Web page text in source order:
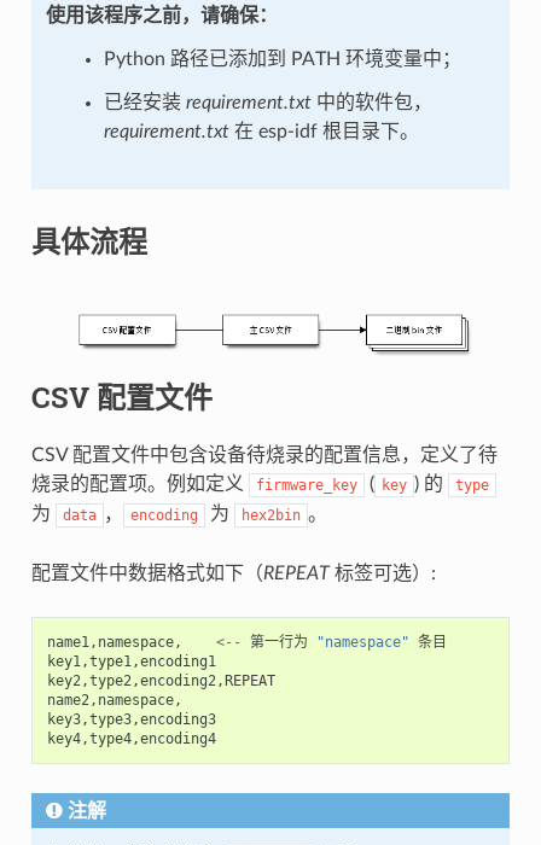
使用该程序之前，请确保：
Python 路径已添加到 PATH 环境变量中；
已经安装 requirement.txt中的软件包，
requirement.txt在 esp-idf 根目录下。
具体流程
CSV 配置文件
CSV 配置文件中包含设备待烧录的配置信息，定义了待
烧录的配置项。例如定义
firmware_key ( key ) 的 type
为 data ， encoding 为 hex2bin 。
配置文件中数据格式如下（REPEAT标签可选）:
name1, namespace, <-- 第一行为 "namespace" 条目
key1,type1,encoding1
key2,type2,encoding2, REPEAT
name2, namespace,
key3,type3,encoding3
key4,type4,encoding4
注解